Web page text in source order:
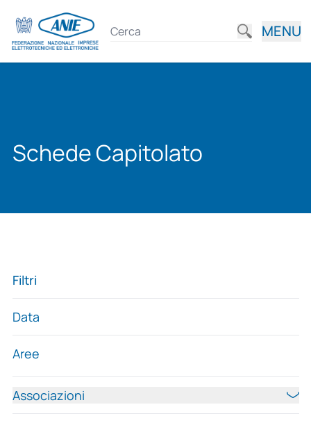
MENU
Schede Capitolato
Filtri
Data
Aree
Associazioni